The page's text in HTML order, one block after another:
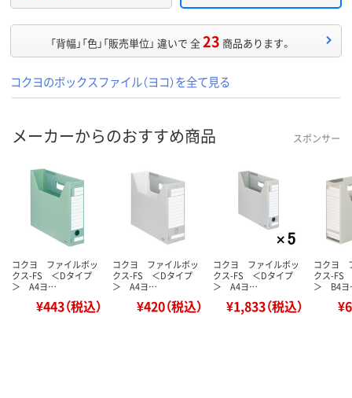
「背幅」「色」「販売単位」 違いで 全23 商品あります。
コクヨのボックスファイル（ヨコ）を全て見る
メーカーからのおすすめ商品 スポンサー
コクヨ ファイルボッ
クス-FS ＜Dタイプ
＞ A4ヨ…
¥443（税込）
コクヨ ファイルボッ
クス-FS ＜Dタイプ
＞ A4ヨ…
¥420（税込）
コクヨ ファイルボッ
クス-FS ＜Dタイプ
＞ A4ヨ…
¥1,833（税込）
コクヨ
クス-FS
＞ B4